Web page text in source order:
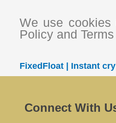
We use cookies
Policy and
FixedFloat | Instant
Connect With